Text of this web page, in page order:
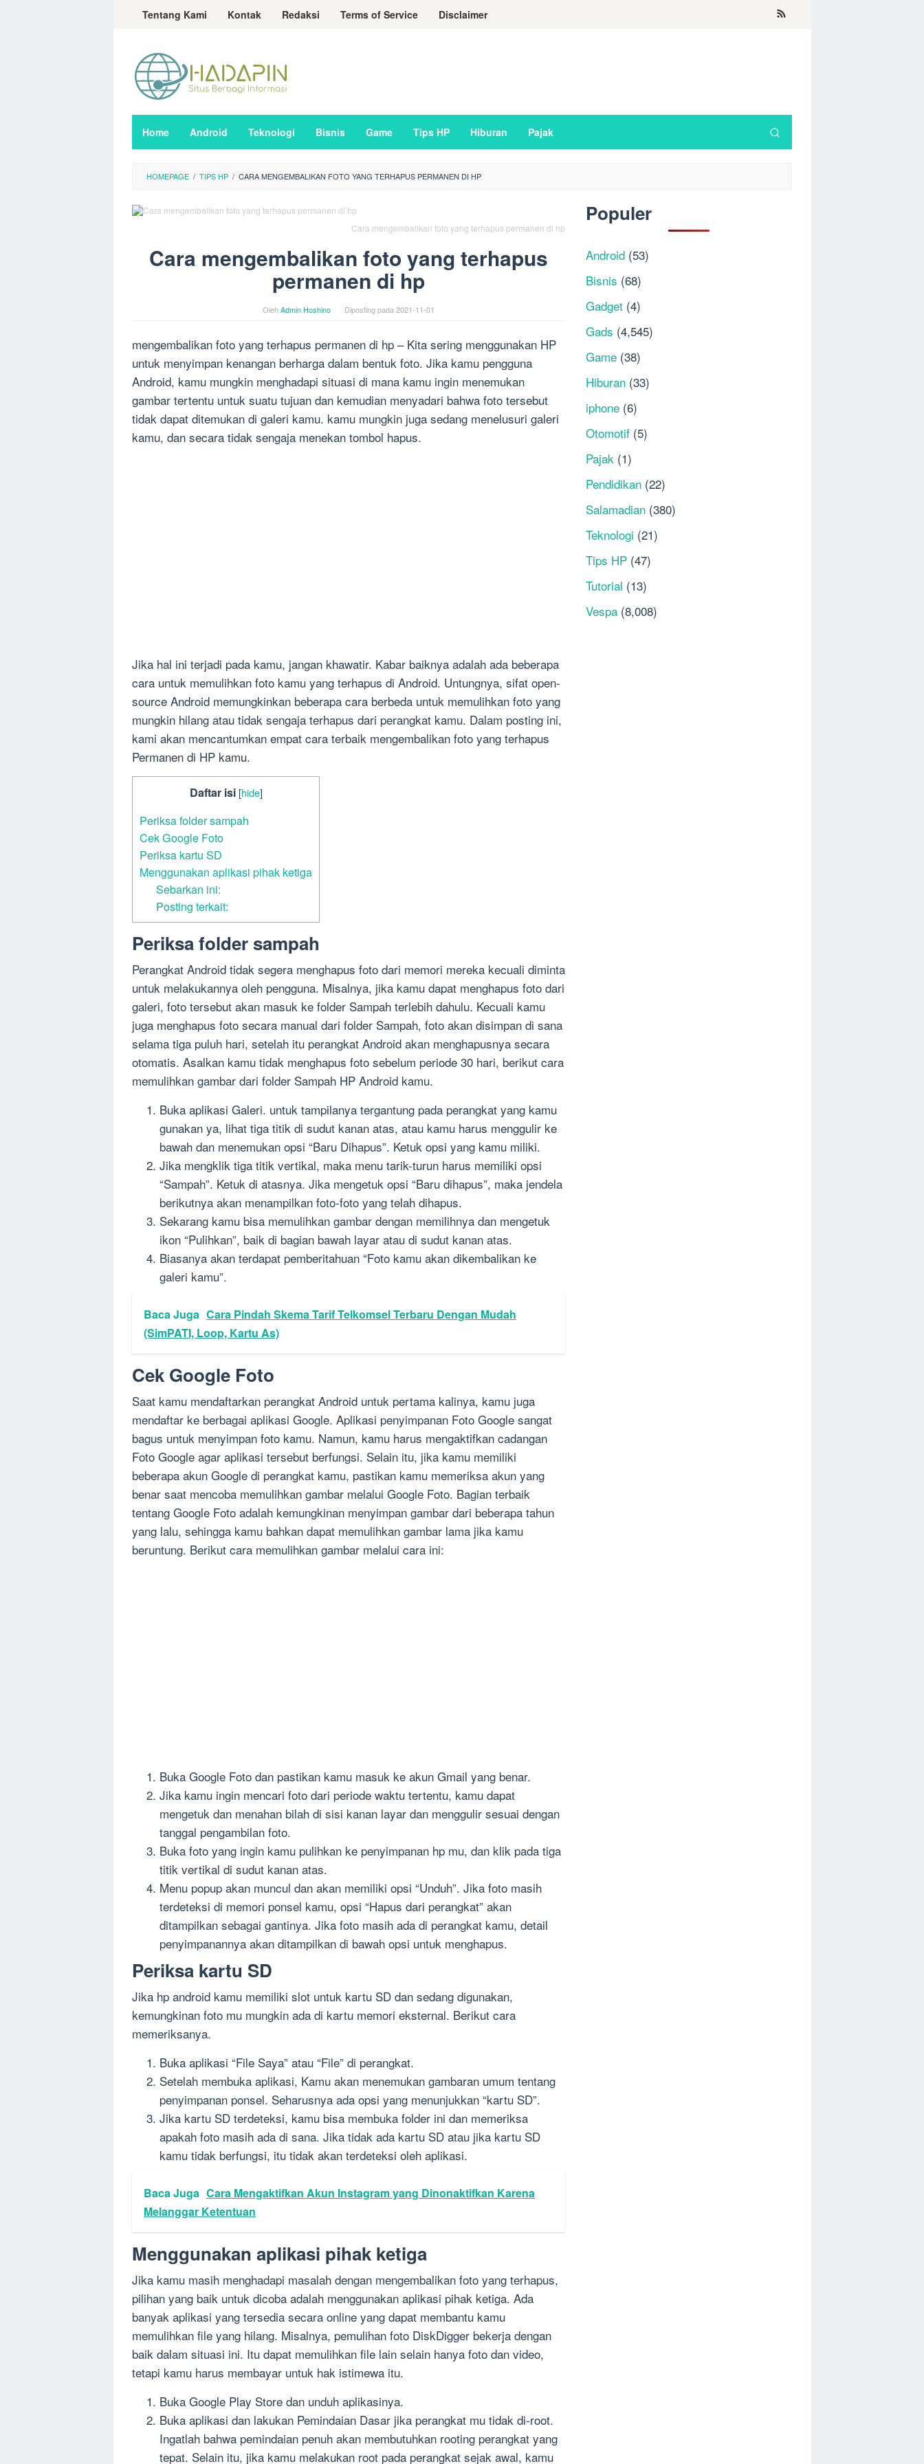
LoncatTentang Kami Kontak Redaksi Terms of Service Disclaimer
Home Android Teknologi Bisnis Game Tips HP Hiburan Pajak
HOMEPAGE / TIPS HP / CARA MENGEMBALIKAN FOTO YANG TERHAPUS PERMANEN DI HP
Cara mengembalikan foto yang terhapus permanen di hp
Cara mengembalikan foto yang terhapus
permanen di hp
OlehAdmin Hoshino Diposting pada 2021-11-01
mengembalikan foto yang terhapus permanen di hp – Kita sering menggunakan HP
untuk menyimpan kenangan berharga dalam bentuk foto. Jika kamu pengguna
Android, kamu mungkin menghadapi situasi di mana kamu ingin menemukan
gambar tertentu untuk suatu tujuan dan kemudian menyadari bahwa foto tersebut
tidak dapat ditemukan di galeri kamu. kamu mungkin juga sedang menelusuri galeri
kamu, dan secara tidak sengaja menekan tombol hapus.
Jika hal ini terjadi pada kamu, jangan khawatir. Kabar baiknya adalah ada beberapa
cara untuk memulihkan foto kamu yang terhapus di Android. Untungnya, sifat open-
source Android memungkinkan beberapa cara berbeda untuk memulihkan foto yang
mungkin hilang atau tidak sengaja terhapus dari perangkat kamu. Dalam posting ini,
kami akan mencantumkan empat cara terbaik mengembalikan foto yang terhapus
Permanen di HP kamu.
Daftar isi [hide]
Periksa folder sampah
Cek Google Foto
Periksa kartu SD
Menggunakan aplikasi pihak ketiga
Sebarkan ini:
Posting terkait:
Periksa folder sampah
Perangkat Android tidak segera menghapus foto dari memori mereka kecuali diminta
untuk melakukannya oleh pengguna. Misalnya, jika kamu dapat menghapus foto dari
galeri, foto tersebut akan masuk ke folder Sampah terlebih dahulu. Kecuali kamu
juga menghapus foto secara manual dari folder Sampah, foto akan disimpan di sana
selama tiga puluh hari, setelah itu perangkat Android akan menghapusnya secara
otomatis. Asalkan kamu tidak menghapus foto sebelum periode 30 hari, berikut cara
memulihkan gambar dari folder Sampah HP Android kamu.
Buka aplikasi Galeri. untuk tampilanya tergantung pada perangkat yang kamu
gunakan ya, lihat tiga titik di sudut kanan atas, atau kamu harus menggulir ke
bawah dan menemukan opsi “Baru Dihapus”. Ketuk opsi yang kamu miliki.
Jika mengklik tiga titik vertikal, maka menu tarik-turun harus memiliki opsi
“Sampah”. Ketuk di atasnya. Jika mengetuk opsi “Baru dihapus”, maka jendela
berikutnya akan menampilkan foto-foto yang telah dihapus.
Sekarang kamu bisa memulihkan gambar dengan memilihnya dan mengetuk
ikon “Pulihkan”, baik di bagian bawah layar atau di sudut kanan atas.
Biasanya akan terdapat pemberitahuan “Foto kamu akan dikembalikan ke
galeri kamu”.
Baca Juga Cara Pindah Skema Tarif Telkomsel Terbaru Dengan Mudah
(SimPATI, Loop, Kartu As)
Cek Google Foto
Saat kamu mendaftarkan perangkat Android untuk pertama kalinya, kamu juga
mendaftar ke berbagai aplikasi Google. Aplikasi penyimpanan Foto Google sangat
bagus untuk menyimpan foto kamu. Namun, kamu harus mengaktifkan cadangan
Foto Google agar aplikasi tersebut berfungsi. Selain itu, jika kamu memiliki
beberapa akun Google di perangkat kamu, pastikan kamu memeriksa akun yang
benar saat mencoba memulihkan gambar melalui Google Foto. Bagian terbaik
tentang Google Foto adalah kemungkinan menyimpan gambar dari beberapa tahun
yang lalu, sehingga kamu bahkan dapat memulihkan gambar lama jika kamu
beruntung. Berikut cara memulihkan gambar melalui cara ini:
Buka Google Foto dan pastikan kamu masuk ke akun Gmail yang benar.
Jika kamu ingin mencari foto dari periode waktu tertentu, kamu dapat
mengetuk dan menahan bilah di sisi kanan layar dan menggulir sesuai dengan
tanggal pengambilan foto.
Buka foto yang ingin kamu pulihkan ke penyimpanan hp mu, dan klik pada tiga
titik vertikal di sudut kanan atas.
Menu popup akan muncul dan akan memiliki opsi “Unduh”. Jika foto masih
terdeteksi di memori ponsel kamu, opsi “Hapus dari perangkat” akan
ditampilkan sebagai gantinya. Jika foto masih ada di perangkat kamu, detail
penyimpanannya akan ditampilkan di bawah opsi untuk menghapus.
Periksa kartu SD
Jika hp android kamu memiliki slot untuk kartu SD dan sedang digunakan,
kemungkinan foto mu mungkin ada di kartu memori eksternal. Berikut cara
memeriksanya.
Buka aplikasi “File Saya” atau “File” di perangkat.
Setelah membuka aplikasi, Kamu akan menemukan gambaran umum tentang
penyimpanan ponsel. Seharusnya ada opsi yang menunjukkan “kartu SD”.
Jika kartu SD terdeteksi, kamu bisa membuka folder ini dan memeriksa
apakah foto masih ada di sana. Jika tidak ada kartu SD atau jika kartu SD
kamu tidak berfungsi, itu tidak akan terdeteksi oleh aplikasi.
Baca Juga Cara Mengaktifkan Akun Instagram yang Dinonaktifkan Karena
Melanggar Ketentuan
Menggunakan aplikasi pihak ketiga
Jika kamu masih menghadapi masalah dengan mengembalikan foto yang terhapus,
pilihan yang baik untuk dicoba adalah menggunakan aplikasi pihak ketiga. Ada
banyak aplikasi yang tersedia secara online yang dapat membantu kamu
memulihkan file yang hilang. Misalnya, pemulihan foto DiskDigger bekerja dengan
baik dalam situasi ini. Itu dapat memulihkan file lain selain hanya foto dan video,
tetapi kamu harus membayar untuk hak istimewa itu.
Buka Google Play Store dan unduh aplikasinya.
Buka aplikasi dan lakukan Pemindaian Dasar jika perangkat mu tidak di-root.
Ingatlah bahwa pemindaian penuh akan membutuhkan rooting perangkat yang
tepat. Selain itu, jika kamu melakukan root pada perangkat sejak awal, kamu
Populer
Android (53)
Bisnis (68)
Gadget (4)
Gads (4,545)
Game (38)
Hiburan (33)
iphone (6)
Otomotif (5)
Pajak (1)
Pendidikan (22)
Salamadian (380)
Teknologi (21)
Tips HP (47)
Tutorial (13)
Vespa (8,008)